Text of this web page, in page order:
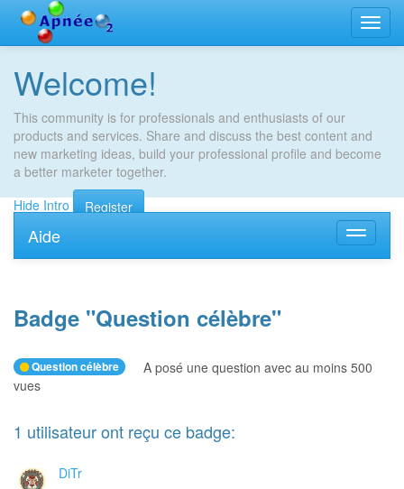
la
Welcome!
This community is for professionals and enthusiasts of our
products and services. Share and discuss the best content and
new marketing ideas, build your professional profile and become
a better marketer together.
Hide Intro
Register
Basculer
la
Aide
Badge "Question célèbre"
Question célèbre
A posé une question avec au moins 500
vues
1 utilisateuront reçu ce badge:
DiTr